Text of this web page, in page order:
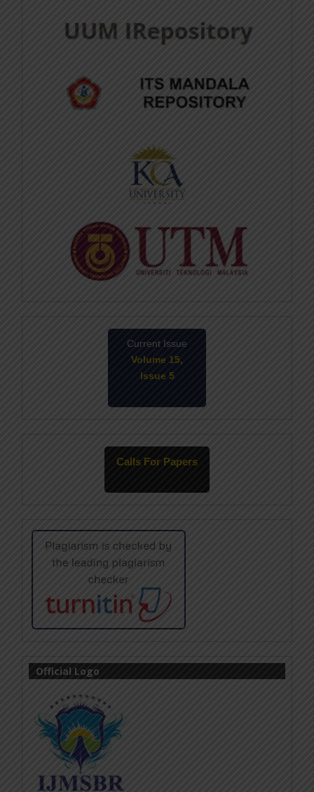
Current Issue
Volume 15,
Issue 5
Calls For Papers
Official Logo